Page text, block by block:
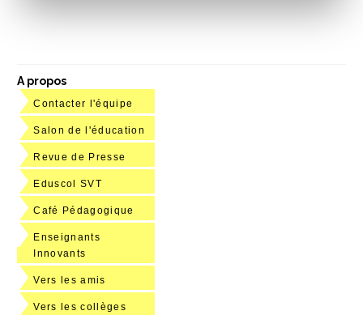
A propos
Contacter l'équipe
Salon de l'éducation
Revue de Presse
Eduscol SVT
Café Pédagogique
Enseignants
Innovants
Vers les amis
Vers les collèges